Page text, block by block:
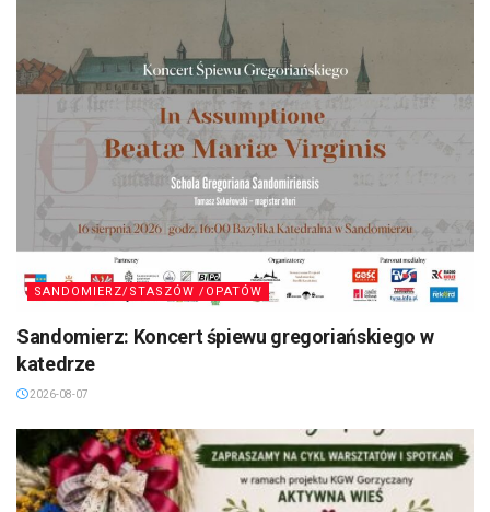
SANDOMIERZ/STASZÓW /OPATÓW
Sandomierz: Koncert śpiewu gregoriańskiego w
katedrze
2026-08-07